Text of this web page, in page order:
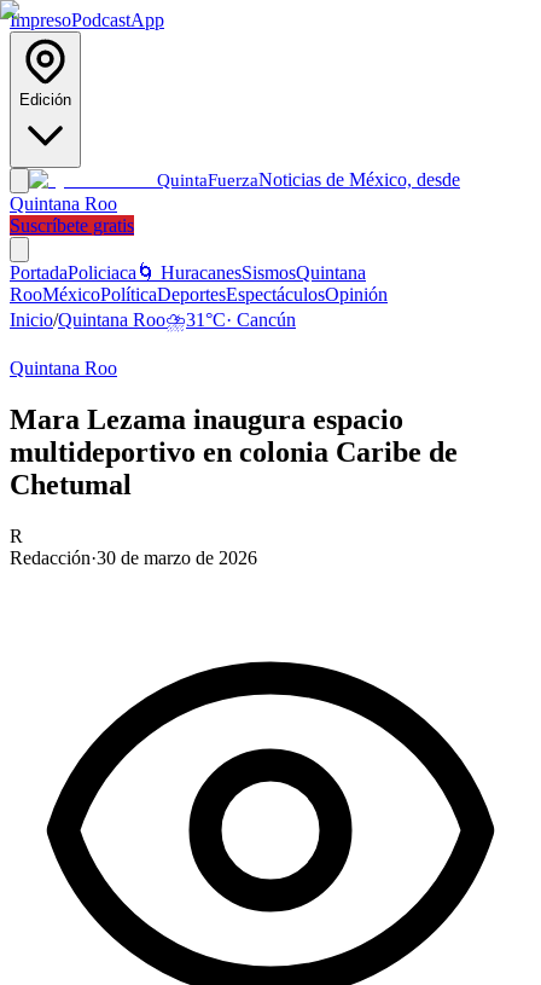
ImpresoPodcastApp
Edición
QuintaFuerzaNoticias de México, desde
Quintana Roo
Suscríbete gratis
PortadaPoliciaca 🌀 HuracanesSismosQuintana
RooMéxicoPolíticaDeportesEspectáculosOpinión
Inicio/Quintana Roo⛈️31°C· Cancún
Quintana Roo
Mara Lezama inaugura espacio
multideportivo en colonia Caribe de
Chetumal
R
Redacción·30 de marzo de 2026